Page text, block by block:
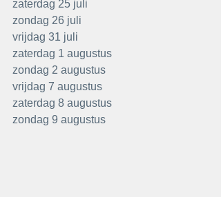
zaterdag 25 juli
zondag 26 juli
vrijdag 31 juli
zaterdag 1 augustus
zondag 2 augustus
vrijdag 7 augustus
zaterdag 8 augustus
zondag 9 augustus